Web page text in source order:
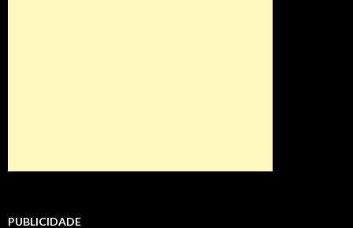
PUBLICIDADE